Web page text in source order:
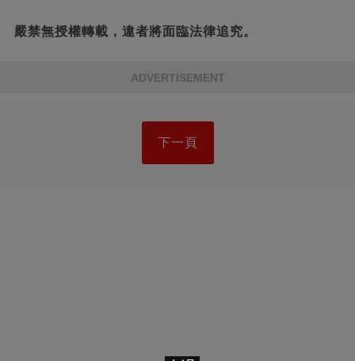
嚴禁無授權轉載，違者將面臨法律追究。
ADVERTISEMENT
下一頁